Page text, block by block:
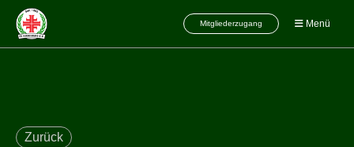
Mitgliederzugang Menü
Zurück